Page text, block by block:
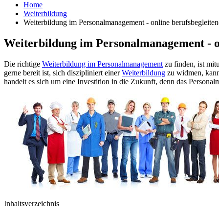
Home
Weiterbildung
Weiterbildung im Personalmanagement - online
Weiterbildung im Personalmanagement -
Die richtige Weiterbildung im Personalmanagement zu finden, ist
gerne bereit ist, sich diszipliniert einerWeiterbildung zu widmen,
handelt es sich um eine Investition in die Zukunft, denn das
Inhaltsverzeichnis